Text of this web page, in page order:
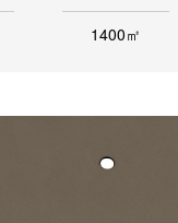
1400㎡